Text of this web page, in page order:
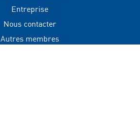
Entreprise
Nous contacter
Autres membres